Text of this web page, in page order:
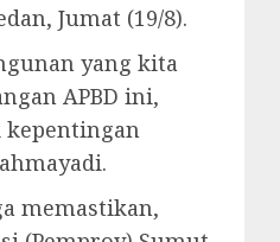
Jumat (19/8).
yang kita
APBD ini,
kepentingan
memastikan,